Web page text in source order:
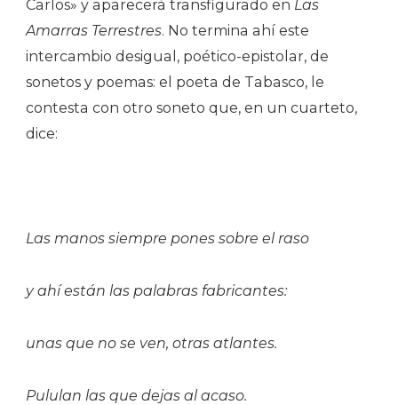
Carlos» y aparecerá transfigurado en Las
Amarras Terrestres. No termina ahí este
intercambio desigual, poético-epistolar, de
sonetos y poemas: el poeta de Tabasco, le
contesta con otro soneto que, en un cuarteto,
dice:
Las manos siempre pones sobre el raso
y ahí están las palabras fabricantes:
unas que no se ven, otras atlantes.
Pululan las que dejas al acaso.